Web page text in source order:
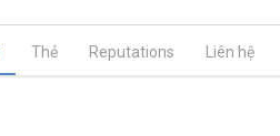
Thẻ Reputations Liên hệ